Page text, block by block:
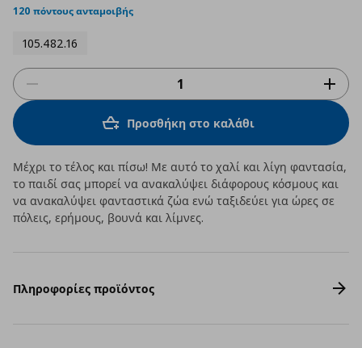
rating
120 πόντους ανταμοιβής
105.482.16
Προσθήκη στο καλάθι
Μέχρι το τέλος και πίσω! Με αυτό το χαλί και λίγη φαντασία,
το παιδί σας μπορεί να ανακαλύψει διάφορους κόσμους και
να ανακαλύψει φανταστικά ζώα ενώ ταξιδεύει για ώρες σε
πόλεις, ερήμους, βουνά και λίμνες.
Πληροφορίες προϊόντος